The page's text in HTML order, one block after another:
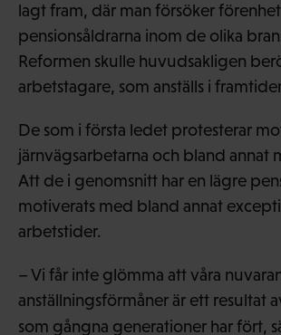
lagt fram, där man försöker
pensionsåldrarna inom de olika
Reformen skulle huvudsakligen
arbetstagare, som anställs i
De som i första ledet protesterar
järnvägsarbetarna och bland annat
Att de i genomsnitt har en lägre
motiverats med bland annat
arbetstider.
– Vi får inte glömma att våra
anställningsförmåner är ett resultat
som gångna generationer har fört,